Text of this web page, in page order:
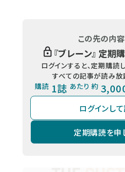
この先の内
『ブレーン』 定期
ログインすると、定期購読
すべての記事が読み放
購読 1誌 あたり 約
ログインし
定期購読を申